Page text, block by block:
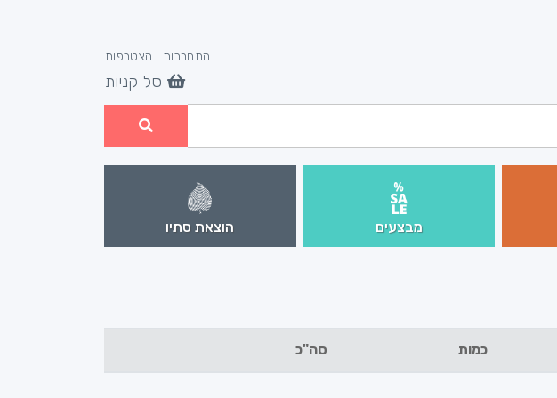
התחברות הצטרפות
סל קניות
מבצעים הוצאת סתיו
כמות סה"כ